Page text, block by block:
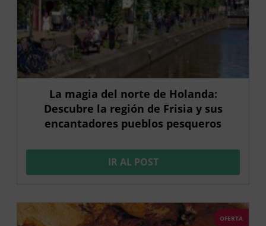
La magia del norte de Holanda:
Descubre la región de Frisia y sus
encantadores pueblos pesqueros
IR AL POST
OFERTA